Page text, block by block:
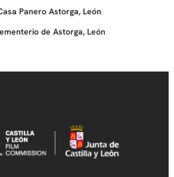
Panero Astorga, León
de Astorga, León